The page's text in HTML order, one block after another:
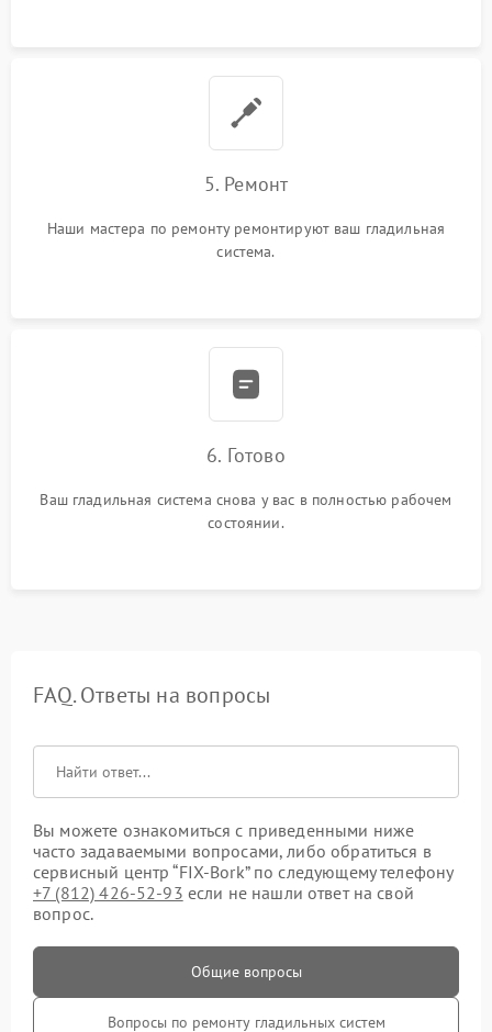
5. Ремонт
Наши мастера по ремонту ремонтируют ваш гладильная
система.
6. Готово
Ваш гладильная система снова у вас в полностью рабочем
состоянии.
FAQ. Ответы на вопросы
Вы можете ознакомиться с приведенными ниже
часто задаваемыми вопросами, либо обратиться в
сервисный центр “FIX-Bork” по следующему телефону
+7 (812) 426-52-93 если не нашли ответ на свой
вопрос.
Общие вопросы
Вопросы по ремонту гладильных систем